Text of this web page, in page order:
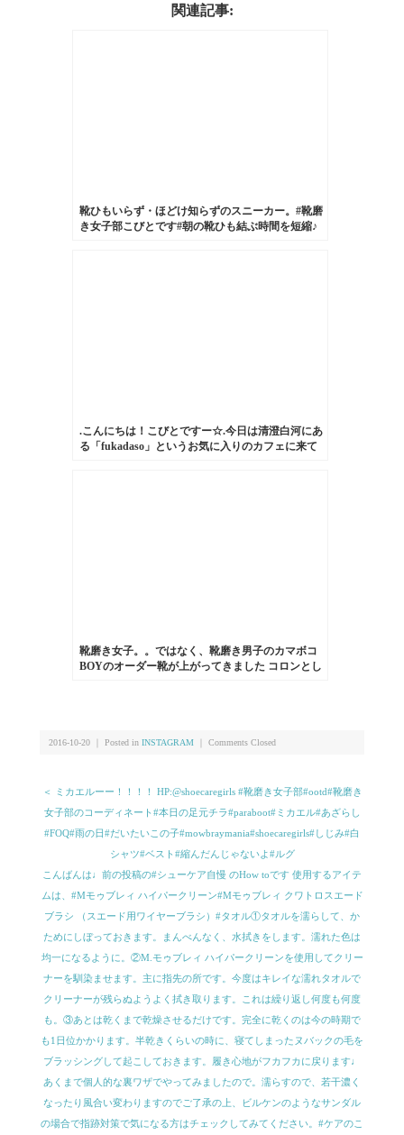
関連記事:
靴ひもいらず・ほどけ知らずのスニーカー。#靴磨
き女子部こびとです#朝の靴ひも結ぶ時間を短縮♪
.こんにちは！こびとですー☆.今日は清澄白河にあ
る「fukadaso」というお気に入りのカフェに来て
靴磨き女子。。ではなく、靴磨き男子のカマボコ
BOYのオーダー靴が上がってきました︎ コロンとし
子 #アップは #しじみ #足元くら部 #ありがとうご
2016-10-20 ｜ Posted in INSTAGRAM Comments Closed
＜ ミカエルーー！！！！ HP:@shoecaregirls #靴磨き女子部#ootd#靴磨き
女子部のコーディネート#本日の足元チラ#paraboot#ミカエル#あざらし
#FOQ#雨の日#だいたいこの子#mowbraymania#shoecaregirls#しじみ#白
シャツ#ベスト#縮んだんじゃないよ#ルグ
こんばんは♩前の投稿の#シューケア自慢 のHow toです︎ 使用するアイテ
ムは、#Mモゥブレィ ハイパークリーン#Mモゥブレィ クワトロスエード
ブラシ （スエード用ワイヤーブラシ）#タオル①タオルを濡らして、か
ためにしぼっておきます。まんべんなく、水拭きをします。濡れた色は
均一になるように。②M.モゥブレィ ハイパークリーンを使用してクリー
ナーを馴染ませます。主に指先の所です。今度はキレイな濡れタオルで
クリーナーが残らぬようよく拭き取ります。これは繰り返し何度も何度
も。③あとは乾くまで乾燥させるだけです。完全に乾くのは今の時期で
も1日位かかります。半乾きくらいの時に、寝てしまったヌバックの毛を
ブラッシングして起こしておきます。履き心地がフカフカに戻ります♩
あくまで個人的な裏ワザでやってみましたので。濡らすので、若干濃く
なったり風合い変わりますのでご了承の上、ビルケンのようなサンダル
の場合で指跡対策で気になる方はチェックしてみてください。#ケアのこ